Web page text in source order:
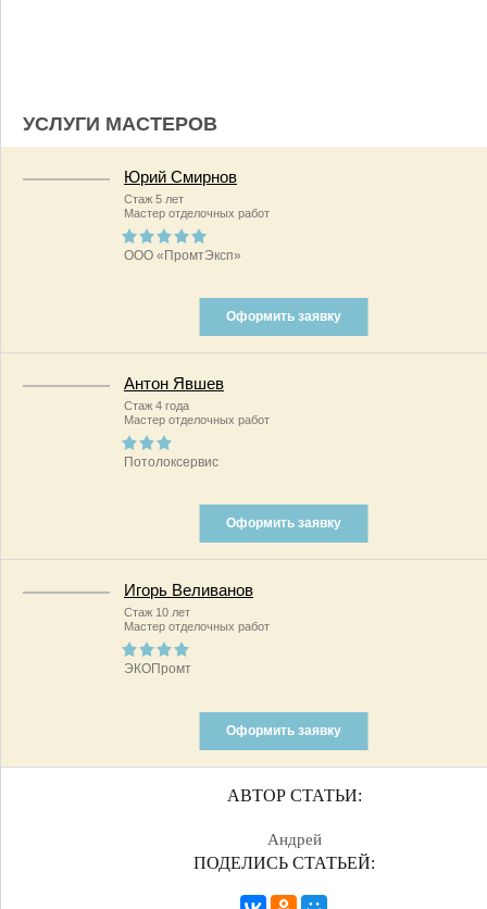
УСЛУГИ МАСТЕРОВ
Юрий Смирнов
Стаж 5 лет
Мастер отделочных работ
ООО «ПромтЭксп»
Оформить заявку
Антон Явшев
Стаж 4 года
Мастер отделочных работ
Потолоксервис
Оформить заявку
Игорь Веливанов
Стаж 10 лет
Мастер отделочных работ
ЭКОПромт
Оформить заявку
АВТОР СТАТЬИ:
Андрей
ПОДЕЛИСЬ СТАТЬЕЙ: